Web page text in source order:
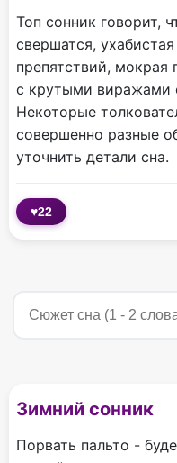
Топ сонник говорит,
свершатся,
препятствий, мокрая
с крутыми виражами
Некоторые
совершенно разные
уточнить детали сна.
♥22
Зимний сонник
Порвать пальто -